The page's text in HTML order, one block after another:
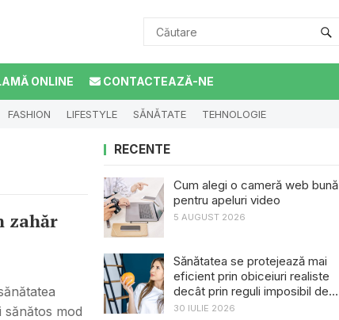
ONLINE CONTACTEAZĂ-NE
FASHION LIFESTYLE SĂNĂTATE TEHNOLOGIE
zahăr
sănătos mod
RECENTE
Cum alegi o cameră web bună
pentru apeluri video
5 AUGUST 2026
Sănătatea se protejează mai
eficient prin obiceiuri realiste
decât prin reguli imposibil de
menținut
30 IULIE 2026